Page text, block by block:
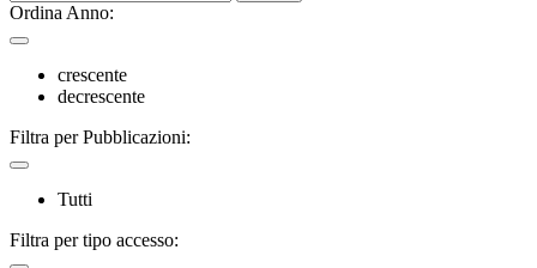
Ordina Anno:
crescente
decrescente
Filtra per Pubblicazioni:
Tutti
Filtra per tipo accesso: